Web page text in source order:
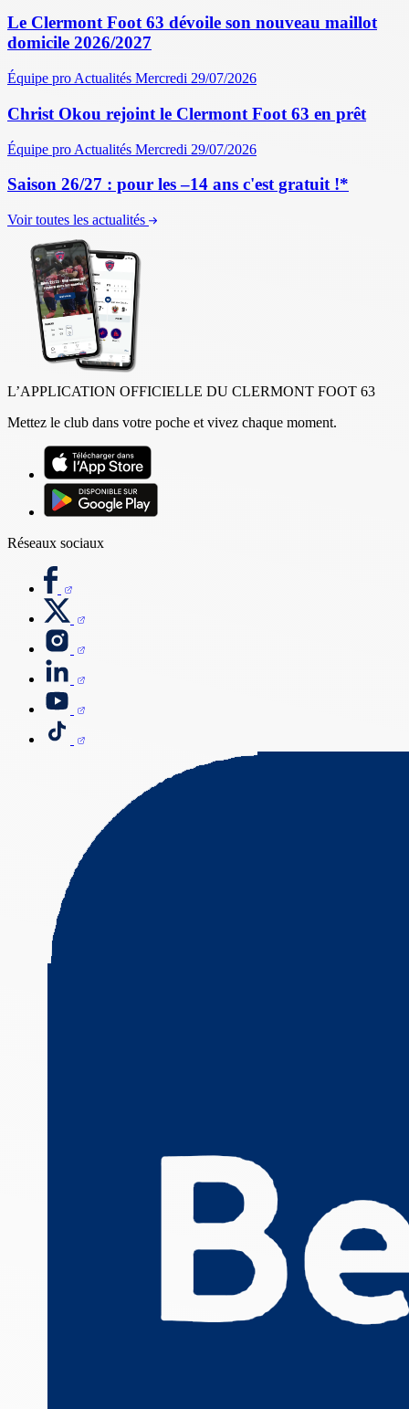
Le Clermont Foot 63 dévoile son nouveau maillot
domicile 2026/2027
Équipe pro Actualités Mercredi 29/07/2026
Christ Okou rejoint le Clermont Foot 63 en prêt
Équipe pro Actualités Mercredi 29/07/2026
Saison 26/27 : pour les –14 ans c'est gratuit !*
Voir toutes les actualités
L’APPLICATION OFFICIELLE DU CLERMONT FOOT 63
Mettez le club dans votre poche et vivez chaque moment.
Réseaux sociaux